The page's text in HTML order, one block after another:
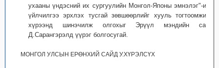
ухааны үндэсний их сургуулийн Монгол-Японы эмнэлэг"-ийн
үйлчилгээ эрхлэх тусгай зөвшөөрлийг хууль тогтоомжийн
хүрээнд шинэчилж олгохыг Эрүүл мэндийн сайд
Д.Сарангэрэлд үүрэг болгосугай.
МОНГОЛ УЛСЫН ЕРӨНХИЙ САЙД У.ХҮРЭЛСҮХ